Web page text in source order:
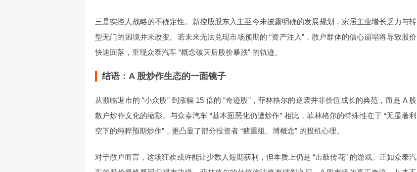
三是实控人战略的不确定性。新控股股东入主至今未披露明确的发展规划，家居主业增长乏力与转
型无门的困境并未改变。若未来无法兑现市场预期的 “资产注入”，散户群体的信心崩塌将导致股价
快速回落，重现众泰汽车 “概念破灭后股价暴跌” 的轨迹。
结语：A 股炒作生态的一面镜子
从濒临退市的 “小众股” 到涨幅 15 倍的 “奇迹股”，菲林格尔的逆袭并非价值成长的典范，而是 A 股
散户炒作文化的缩影。与众泰汽车 “基本面恶化仍遭炒作” 相比，菲林格尔的特殊性在于 “无显著利
空下的纯粹预期炒作”，更凸显了部分投资者 “赌重组、博概念” 的投机心理。
对于散户而言，这场狂欢或许能让少数人短期获利，但本质上仍是 “击鼓传花” 的游戏。正如众泰汽